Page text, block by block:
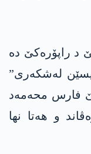
د راپۆرەکێ دە
لەشکەری”
فارس محەمەد
و ھەتا نھا